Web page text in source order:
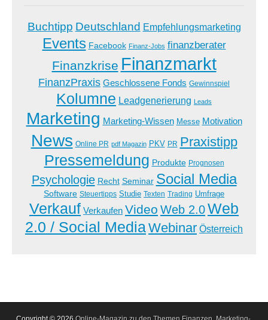
Buchtipp Deutschland Empfehlungsmarketing
Events Facebook Finanz-Jobs finanzberater
Finanzkrise Finanzmarkt
FinanzPraxis Geschlossene Fonds Gewinnspiel
Kolumne Leadgenerierung Leads
Marketing Marketing-Wissen Messe Motivation
News Online PR pdf Magazin PKV PR Praxistipp
Pressemeldung Produkte Prognosen
Psychologie Recht Seminar Social Media
Software Steuertipps Studie Texten Trading Umfrage
Verkauf Verkaufen Video Web 2.0Web
2.0 / Social MediaWebinar Österreich